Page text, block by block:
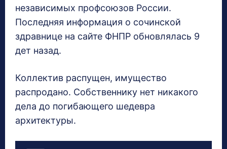
независимых профсоюзов России.
Последняя информация о сочинской
здравнице на сайте ФНПР обновлялась 9
дет назад.
Коллектив распущен, имущество
распродано. Собственнику нет никакого
дела до погибающего шедевра
архитектуры.